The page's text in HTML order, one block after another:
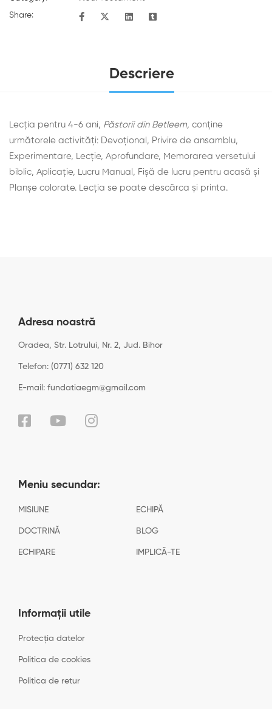
Share:
Descriere
Lecția pentru 4-6 ani, Păstorii din Betleem, conține
următorele activități: Devoţional, Privire de ansamblu,
Experimentare, Lecţie, Aprofundare, Memorarea versetului
biblic, Aplicaţie, Lucru Manual, Fișă de lucru pentru acasă și
Planșe colorate. Lecţia se poate descărca şi printa.
Adresa noastră
Oradea, Str. Lotrului, Nr. 2, Jud. Bihor
Telefon: (0771) 632 120
E-mail: fundatiaegm@gmail.com
Meniu secundar:
MISIUNE ECHIPĂ
DOCTRINĂ BLOG
ECHIPARE IMPLICĂ-TE
Informații utile
Protecția datelor
Politica de cookies
Politica de retur